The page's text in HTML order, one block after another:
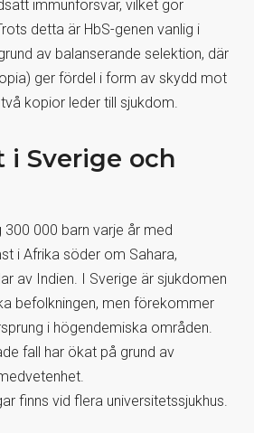
immunförsvar, vilket gör
detta är HbS-genen vanlig i
av balanserande selektion, där
ger fördel i form av skydd mot
kopior leder till sjukdom.
i Sverige och
000 barn varje år med
i Afrika söder om Sahara,
av Indien. I Sverige är sjukdomen
befolkningen, men förekommer
i högendemiska områden.
fall har ökat på grund av
finns vid flera universitetssjukhus.